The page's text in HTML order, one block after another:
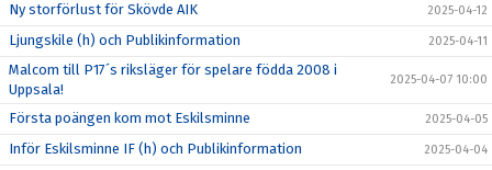
Ny storförlust för Skövde AIK 2025-04-12
Ljungskile (h) och Publikinformation 2025-04-11
Malcom till P17´s riksläger för spelare födda 2008 i
Uppsala!
2025-04-07 10:00
Första poängen kom mot Eskilsminne 2025-04-05
Inför Eskilsminne IF (h) och Publikinformation 2025-04-04